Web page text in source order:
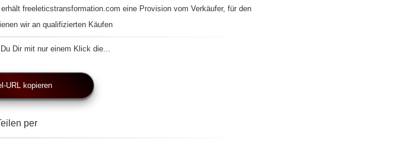
freeleticstransformation.com eine Provision vom Verkäufer, für den
wir an qualifizierten Käufen
Dir mit nur einem Klick die...
URL kopieren
per